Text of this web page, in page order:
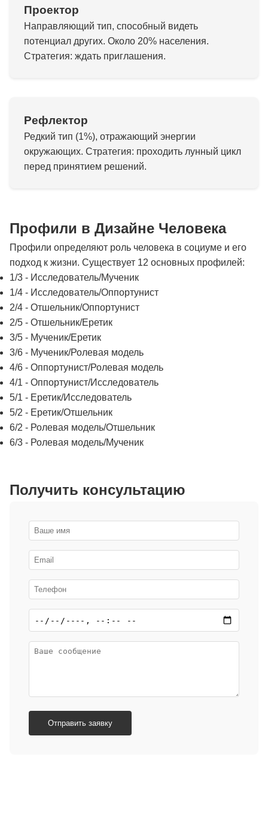
Проектор
Направляющий тип, способный видеть
потенциал других. Около 20% населения.
Стратегия: ждать приглашения.
Рефлектор
Редкий тип (1%), отражающий энергии
окружающих. Стратегия: проходить лунный цикл
перед принятием решений.
Профили в Дизайне Человека
Профили определяют роль человека в социуме и его
подход к жизни. Существует 12 основных профилей:
1/3 - Исследователь/Мученик
1/4 - Исследователь/Оппортунист
2/4 - Отшельник/Оппортунист
2/5 - Отшельник/Еретик
3/5 - Мученик/Еретик
3/6 - Мученик/Ролевая модель
4/6 - Оппортунист/Ролевая модель
4/1 - Оппортунист/Исследователь
5/1 - Еретик/Исследователь
5/2 - Еретик/Отшельник
6/2 - Ролевая модель/Отшельник
6/3 - Ролевая модель/Мученик
Получить консультацию
Отправить заявку